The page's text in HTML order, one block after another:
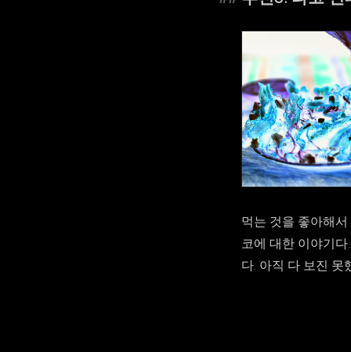
먹는 것을 좋아해
코에 대한 이야기
다. 아직 다 보진 못